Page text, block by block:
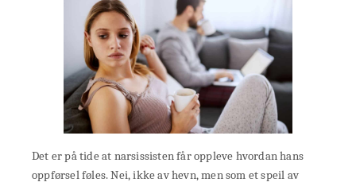
Det er på tide at narsissisten får oppleve hvordan hans
oppførsel føles. Nei, ikke av hevn, men som et speil av